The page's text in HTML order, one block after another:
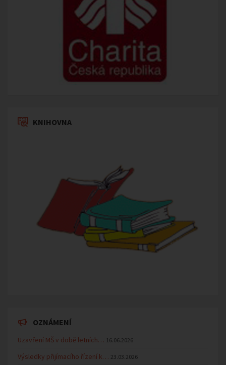
KNIHOVNA
OZNÁMENÍ
Uzavření MŠ v době letních… 16.06.2026
Výsledky přijímacího řízení k… 23.03.2026